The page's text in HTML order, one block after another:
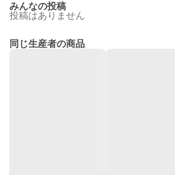
みんなの投稿
投稿はありません
同じ生産者の商品